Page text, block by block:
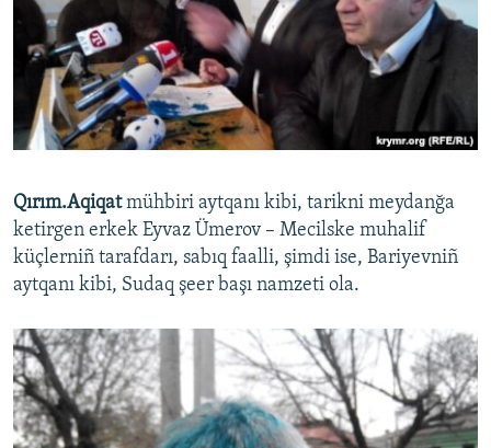
Qırım.Aqiqatmühbiri aytqanı kibi, tarikni meydanğa
ketirgen erkek Eyvaz Ümerov – Mecilske muhalif
küçlerniñ tarafdarı, sabıq faalli, şimdi ise, Bariyevniñ
aytqanı kibi, Sudaq şeer başı namzeti ola.